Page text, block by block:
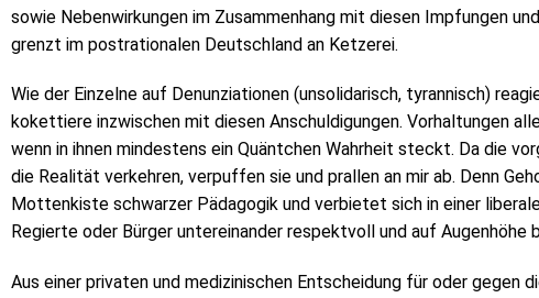
sowie Nebenwirkungen im Zusammenhang mit diesen Impfungen
grenzt im postrationalen Deutschland an Ketzerei.
Wie der Einzelne auf Denunziationen (unsolidarisch, tyrannisch)
kokettiere inzwischen mit diesen Anschuldigungen. Vorhaltungen
wenn in ihnen mindestens ein Quäntchen Wahrheit steckt. Da die
die Realität verkehren, verpuffen sie und prallen an mir ab. Denn
Mottenkiste schwarzer Pädagogik und verbietet sich in einer
Regierte oder Bürger untereinander respektvoll und auf Augenhöhe
Aus einer privaten und medizinischen Entscheidung für oder gegen